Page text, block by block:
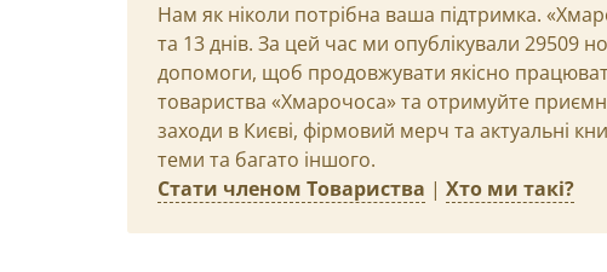
Нам як ніколи потрібна ваша підтримка.
та 13 днів. За цей час ми опублікували 29509
допомоги, щоб продовжувати якісно
товариства «Хмарочоса» та отримуйте
заходи в Києві, фірмовий мерч та актуальні
теми та багато іншого.
Стати членом Товариства | Хто ми такі?